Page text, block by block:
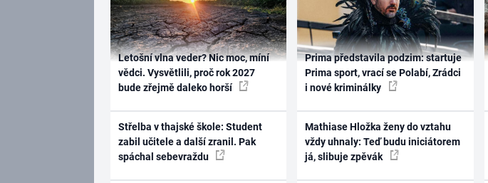
Letošní vlna veder? Nic moc, míní
vědci. Vysvětlili, proč rok 2027
bude zřejmě daleko horší
Střelba v thajské škole: Student
zabil učitele a další zranil. Pak
spáchal sebevraždu
Prima představila podzim: startuje
Prima sport, vrací se Polabí, Zrádci
i nové kriminálky
Mathiase Hložka ženy do vztahu
vždy uhnaly: Teď budu iniciátorem
já, slibuje zpěvák